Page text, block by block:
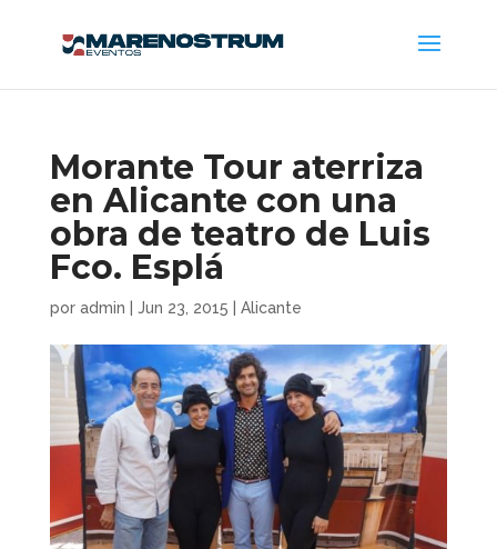
Morante Tour aterriza
en Alicante con una
obra de teatro de Luis
Fco. Esplá
por admin Jun 23, 2015 Alicante